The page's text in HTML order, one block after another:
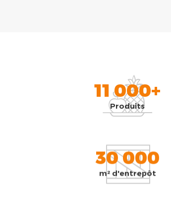
11 000+
Produits
30 000
m² d'entrepôt